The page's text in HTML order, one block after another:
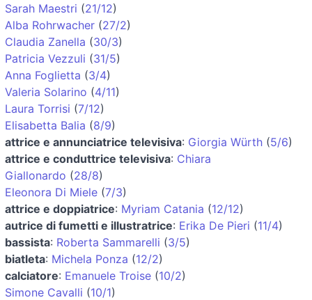
Sarah Maestri (21/12)
Alba Rohrwacher (27/2)
Claudia Zanella (30/3)
Patricia Vezzuli (31/5)
Anna Foglietta (3/4)
Valeria Solarino (4/11)
Laura Torrisi (7/12)
Elisabetta Balia (8/9)
attrice e annunciatrice televisiva: Giorgia Würth (5/6)
attrice e conduttrice televisiva: Chiara
Giallonardo (28/8)
Eleonora Di Miele (7/3)
attrice e doppiatrice: Myriam Catania (12/12)
autrice di fumetti e illustratrice: Erika De Pieri (11/4)
bassista: Roberta Sammarelli (3/5)
biatleta: Michela Ponza (12/2)
calciatore: Emanuele Troise (10/2)
Simone Cavalli (10/1)